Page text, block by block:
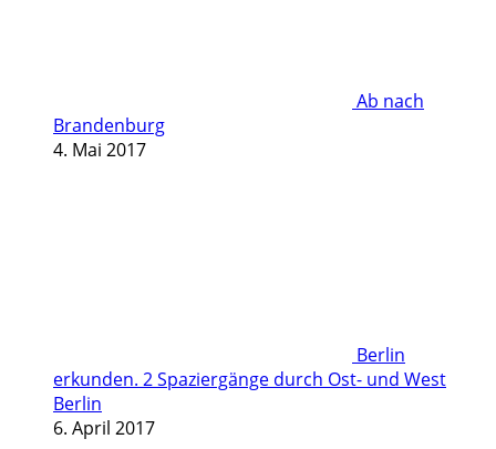
Ab nach
Brandenburg
4. Mai 2017
Berlin
erkunden. 2 Spaziergänge durch Ost- und West
Berlin
6. April 2017